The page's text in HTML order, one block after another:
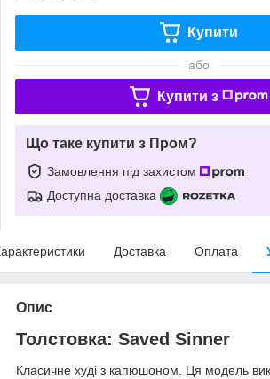
Купити
або
Купити з
Що таке купити з Пром?
Замовлення під захистом
Доступна доставка
Доставка Оплата
Опис
Толстовка: Saved Sinner
Класичне худі з капюшоном. Ця модель